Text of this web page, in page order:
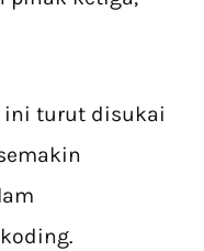
ini turut disukai